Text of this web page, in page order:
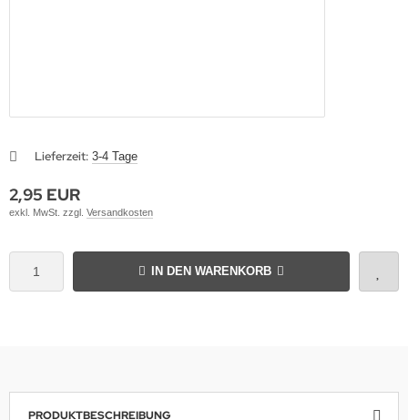
Lieferzeit: 3-4 Tage
2,95 EUR
exkl. MwSt. zzgl. Versandkosten
IN DEN WARENKORB
PRODUKTBESCHREIBUNG